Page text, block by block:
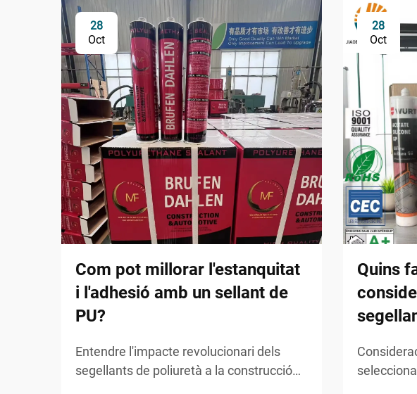
28
Oct
Com pot millorar l'estanquitat
i l'adhesió amb un sellant de
PU?
Entendre l'impacte revolucionari dels
segellants de poliuretà a la construcció
28
Oct
Quins